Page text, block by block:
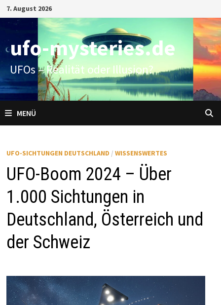
Zum
Inhalt
springen
7. August 2026
ufo-mysteries.de
UFOs – Realität oder Illusion?
MENÜ
UFO-SICHTUNGEN DEUTSCHLAND /WISSENSWERTES
UFO-Boom 2024 – Über
1.000 Sichtungen in
Deutschland, Österreich und
der Schweiz